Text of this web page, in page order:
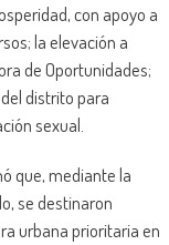
con apoyo a
la elevación a
de Oportunidades;
distrito para
sexual.
que, mediante la
se destinaron
urbana prioritaria en